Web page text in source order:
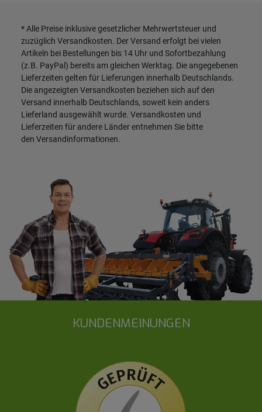
* Alle Preise inklusive gesetzlicher Mehrwertsteuer und
zuzüglich Versandkosten. Der Versand erfolgt bei vielen
Artikeln bei Bestellungen bis 14 Uhr und Sofortbezahlung
(z.B. PayPal) bereits am gleichen Werktag. Die angegebenen
Lieferzeiten gelten für Lieferungen innerhalb Deutschlands.
Die angezeigten Versandkosten beziehen sich auf den
Versand innerhalb Deutschlands, soweit kein anders
Lieferland ausgewählt wurde. Versandkosten und
Lieferzeiten für andere Länder entnehmen Sie bitte
den Versandinformationen.
KUNDENMEINUNGEN